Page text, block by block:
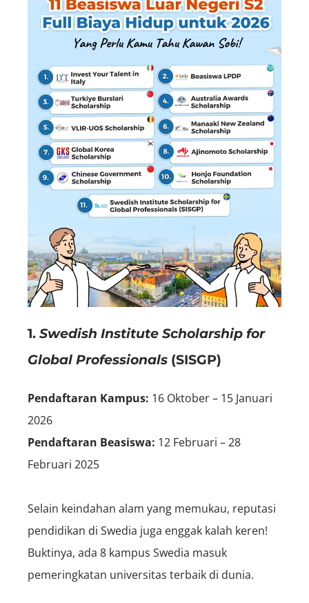
1. Swedish Institute Scholarship for
Global Professionals (SISGP)
Pendaftaran Kampus: 16 Oktober – 15 Januari
2026
Pendaftaran Beasiswa: 12 Februari – 28
Februari 2025
Selain keindahan alam yang memukau, reputasi
pendidikan di Swedia juga enggak kalah keren!
Buktinya, ada 8 kampus Swedia masuk
pemeringkatan universitas terbaik di dunia.